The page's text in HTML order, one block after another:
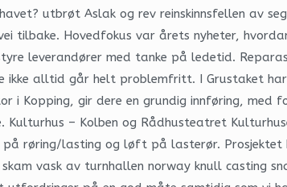
utbrøt Aslak og rev reinskinnsfellen av
tilbake. Hovedfokus var årets nyheter,
leverandører med tanke på ledetid.
ikke alltid går helt problemfritt. I Grustaket
i Kopping, gir dere en grundig innføring,
Kulturhus – Kolben og Rådhusteatret
på røring/lasting og løft på lasterør.
vask av turnhallen norway knull casting